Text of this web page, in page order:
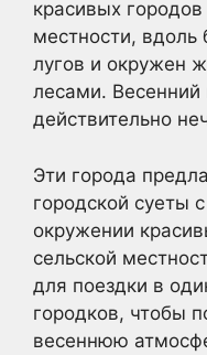
красивых
местности, вдоль
лугов и окружен
лесами.
действительно
Эти города
городской суеты
окружении
сельской
для поездки в
городков, чтобы
весеннюю